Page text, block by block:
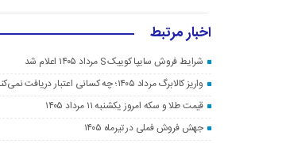
اخبار مرتبط
شرایط فروش سایپا کوییک S مرداد ۱۴۰۵ اعلام شد
واریز کالابرگ مرداد ۱۴۰۵؛ چه کسانی اعتبار دریافت نمی‌کنند؟
قیمت طلا و سکه امروز یکشنبه ۱۱ مرداد ۱۴۰۵
جهش فروش فملی در تیرماه ۱۴۰۵